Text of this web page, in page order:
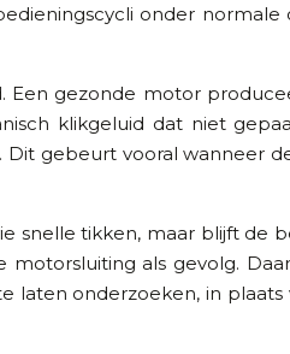
onder normale
gezonde motor
klikgeluid dat niet
gebeurt vooral wanneer
tikken, maar blijft de
als gevolg.
onderzoeken, in plaats